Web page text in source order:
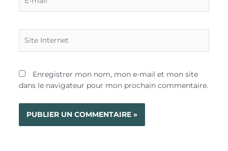
mail*
Internet
Enregistrer mon nom, mon e-mail et mon site
dans le navigateur pour mon prochain commentaire.